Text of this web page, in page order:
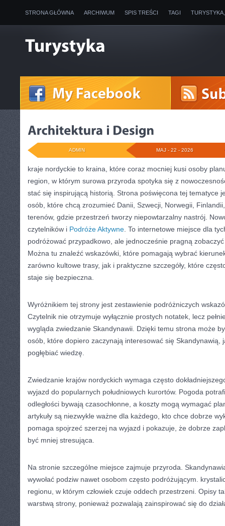
STRONA GŁÓWNA ARCHIWUM SPIS TREŚCI TAGI
MAJ - 22 - 2026
ADMIN
kraje nordyckie to kraina, które coraz mocniej kusi osoby
region, w którym surowa przyroda spotyka się z
stać się inspirującą historią. Strona poświęcona tej tematyce
osób, które chcą zrozumieć Danii, Szwecji, Norwegii,
terenów, gdzie przestrzeń tworzy niepowtarzalny nastrój.
czytelników i Podróże Aktywne . To internetowe miejsce dla
podróżować przypadkowo, ale jednocześnie pragną
Można tu znaleźć wskazówki, które pomagają wybrać
zarówno kultowe trasy, jak i praktyczne szczegóły, które
staje się bezpieczna.
Wyróżnikiem tej strony jest zestawienie podróżniczych
Czytelnik nie otrzymuje wyłącznie prostych notatek, lecz
wygląda zwiedzanie Skandynawii. Dzięki temu strona może
osób, które dopiero zaczynają interesować się Skandynawią,
pogłębiać wiedzę.
Zwiedzanie krajów nordyckich wymaga często
wyjazd do popularnych południowych kurortów. Pogoda
odległości bywają czasochłonne, a koszty mogą wymagać
artykuły są niezwykle ważne dla każdego, kto chce dobrze
pomaga spojrzeć szerzej na wyjazd i pokazuje, że dobrze
być mniej stresująca.
Na stronie szczególne miejsce zajmuje przyroda.
wywołać podziw nawet osobom często podróżującym.
regionu, w którym człowiek czuje oddech przestrzeni. Opisy
warstwą strony, ponieważ pozwalają zainspirować się do